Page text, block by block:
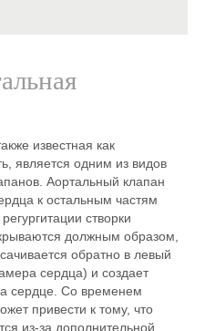
известная как
является одним из видов
Аортальный клапан
к остальным частям
створки
должным образом,
обратно в левый
сердца) и создает
сердце. Со временем
привести к тому, что
из-за дополнительной